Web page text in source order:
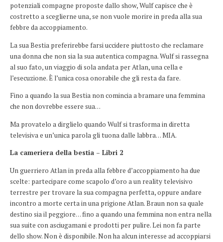
potenziali compagne proposte dallo show, Wulf capisce che è
costretto a sceglierne una, se non vuole morire in preda alla sua
febbre da accoppiamento.
La sua Bestia preferirebbe farsi uccidere piuttosto che reclamare
una donna che non sia la sua autentica compagna. Wulf si rassegna
al suo fato, un viaggio di sola andata per Atlan, una cella e
l’esecuzione. È l’unica cosa onorabile che gli resta da fare.
Fino a quando la sua Bestia non comincia a bramare una femmina
che non dovrebbe essere sua…
Ma provatelo a dirglielo quando Wulf si trasforma in diretta
televisiva e un’unica parola gli tuona dalle labbra… MIA.
La cameriera della bestia – Libri 2
Un guerriero Atlan in preda alla febbre d’accoppiamento ha due
scelte: partecipare come scapolo d’oro a un reality televisivo
terrestre per trovare la sua compagna perfetta, oppure andare
incontro a morte certa in una prigione Atlan. Braun non sa quale
destino sia il peggiore… fino a quando una femmina non entra nella
sua suite con asciugamani e prodotti per pulire. Lei non fa parte
dello show. Non è disponibile. Non ha alcun interesse ad accoppiarsi